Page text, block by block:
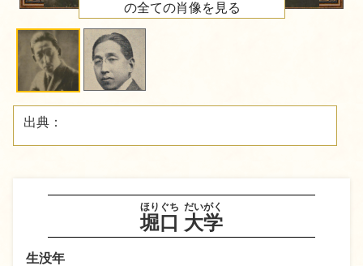
堀口
ほりぐち
大学
だいがく
生没年
の全ての肖像を見る
出典：